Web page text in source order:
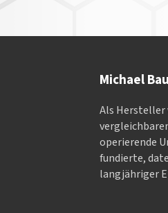
Michael
Als
ope­rieren­de
fundierte,
langjähriger